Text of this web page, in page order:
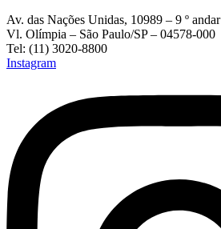
Av. das Nações Unidas, 10989 – 9 º andar
Vl. Olímpia – São Paulo/SP – 04578-000
Tel: (11) 3020-8800
Instagram